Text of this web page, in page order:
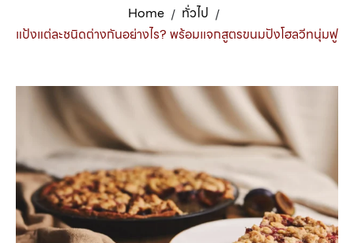
Home / ทั่วไป /
แป้งแต่ละชนิดต่างกันอย่างไร? พร้อมแจกสูตรขนมปังโฮลวีทนุ่มฟู